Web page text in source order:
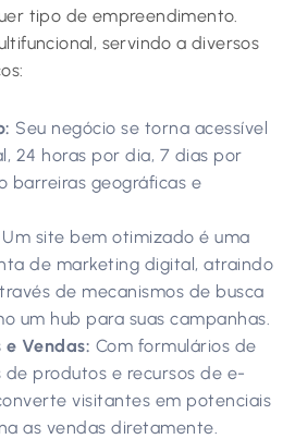
tipo de empreendimento.
servindo a diversos
Seu negócio se torna acessível
24 horas por dia, 7 dias por
barreiras geográficas e
Um site bem otimizado é uma
de marketing digital, atraindo
de mecanismos de busca
um hub para suas campanhas.
e Vendas: Com formulários de
produtos e recursos de e-
visitantes em potenciais
as vendas diretamente.